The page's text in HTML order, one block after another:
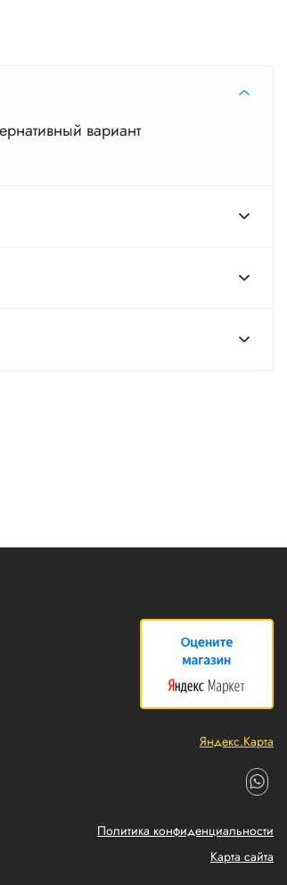
вариант
Яндекс.Карта
Политика конфиденциальности
Карта сайта